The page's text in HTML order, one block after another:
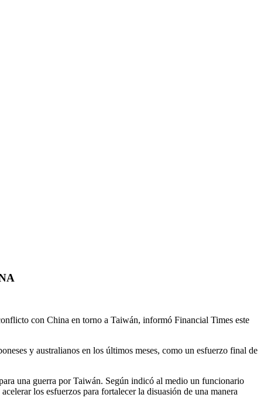
con China en torno a Taiwán, informó Financial Times este
y australianos en los últimos meses, como un esfuerzo final de
una guerra por Taiwán. Según indicó al medio un funcionario
los esfuerzos para fortalecer la disuasión de una manera